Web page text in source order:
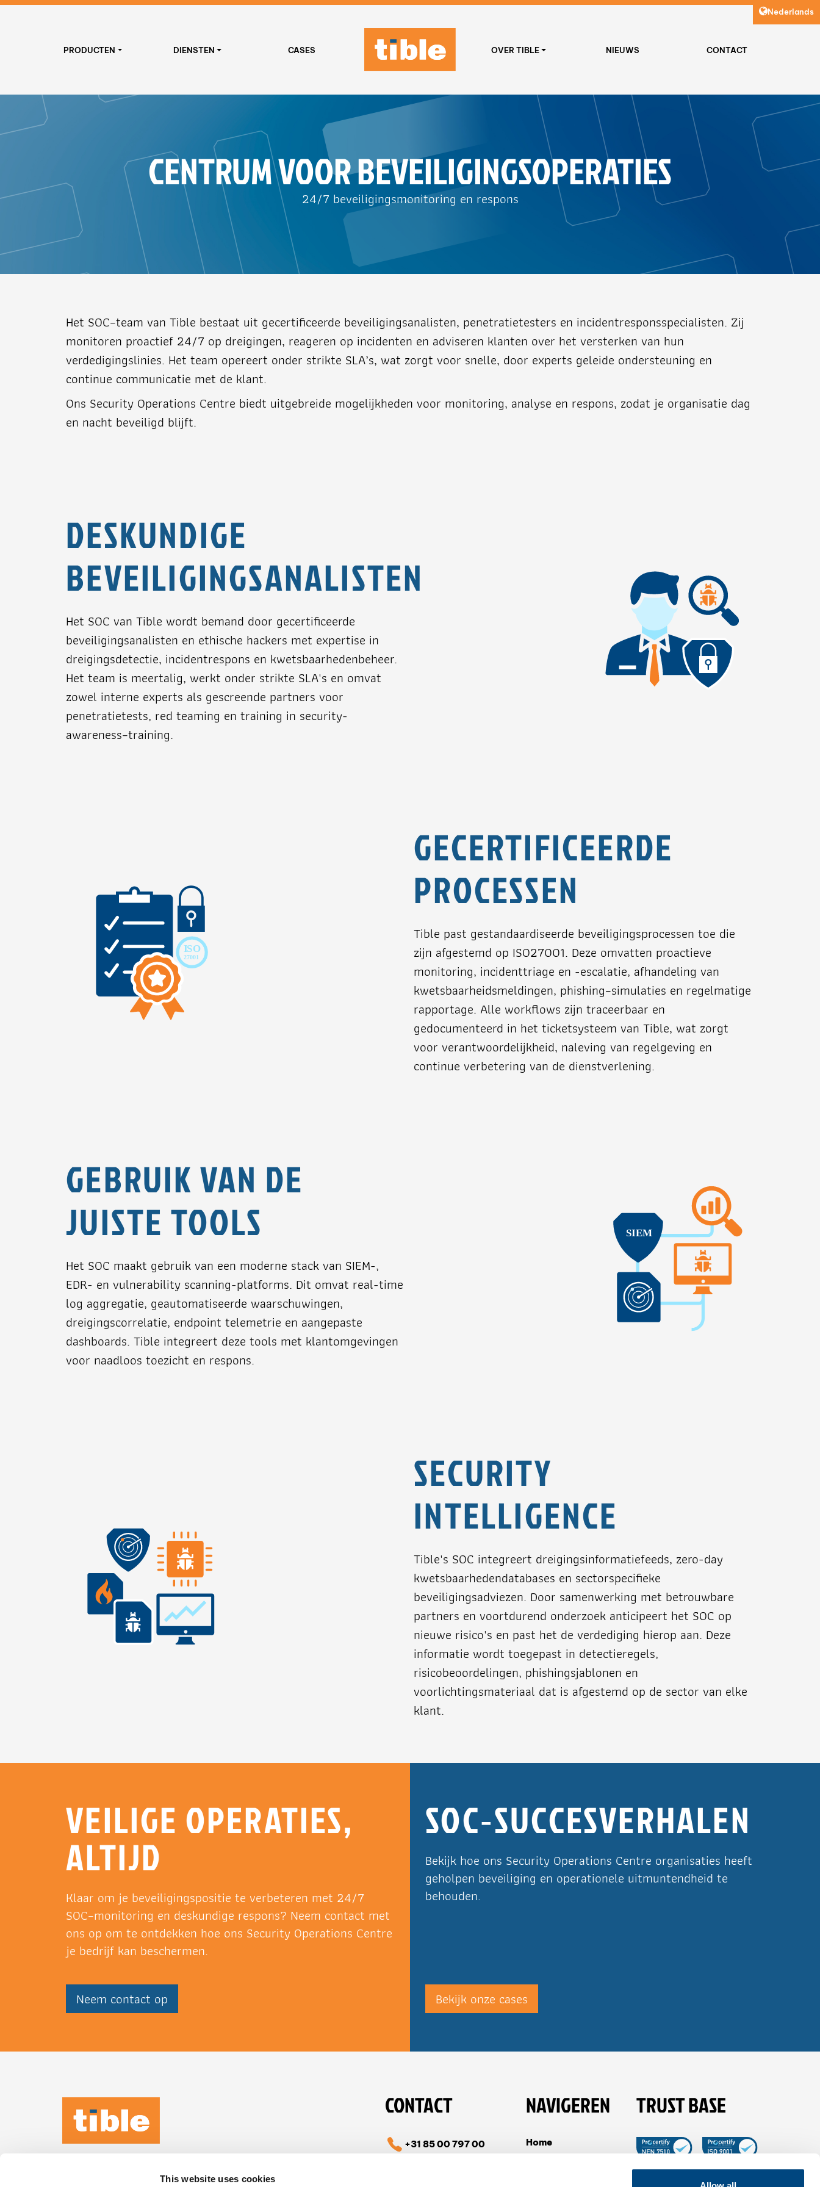
This website uses cookies
Nederlands
PRODUCTEN DIENSTEN CASES OVER TIBLE NIEUWS CONTACT
CENTRUM VOOR BEVEILIGINGSOPERATIES
24/7 beveiligingsmonitoring en respons
Het SOC‑team van Tible bestaat uit gecertificeerde beveiligingsanalisten, penetratietesters en incidentresponsspecialisten. Zij
monitoren proactief 24/7 op dreigingen, reageren op incidenten en adviseren klanten over het versterken van hun
verdedigingslinies. Het team opereert onder strikte SLA’s, wat zorgt voor snelle, door experts geleide ondersteuning en
continue communicatie met de klant.
Ons Security Operations Centre biedt uitgebreide mogelijkheden voor monitoring, analyse en respons, zodat je organisatie dag
en nacht beveiligd blijft.
DESKUNDIGE
BEVEILIGINGSANALISTEN
Het SOC van Tible wordt bemand door gecertificeerde
beveiligingsanalisten en ethische hackers met expertise in
dreigingsdetectie, incidentrespons en kwetsbaarhedenbeheer.
Het team is meertalig, werkt onder strikte SLA's en omvat
zowel interne experts als gescreende partners voor
penetratietests, red teaming en training in security-
awareness‑training.
GECERTIFICEERDE
PROCESSEN
Tible past gestandaardiseerde beveiligingsprocessen toe die
zijn afgestemd op ISO27001. Deze omvatten proactieve
monitoring, incidenttriage en -escalatie, afhandeling van
kwetsbaarheidsmeldingen, phishing‑simulaties en regelmatige
rapportage. Alle workflows zijn traceerbaar en
gedocumenteerd in het ticketsysteem van Tible, wat zorgt
voor verantwoordelijkheid, naleving van regelgeving en
continue verbetering van de dienstverlening.
GEBRUIK VAN DE
JUISTE TOOLS
Het SOC maakt gebruik van een moderne stack van SIEM-,
EDR- en vulnerability scanning-platforms. Dit omvat real-time
log aggregatie, geautomatiseerde waarschuwingen,
dreigingscorrelatie, endpoint telemetrie en aangepaste
dashboards. Tible integreert deze tools met klantomgevingen
voor naadloos toezicht en respons.
SECURITY
INTELLIGENCE
Tible's SOC integreert dreigingsinformatiefeeds, zero-day
kwetsbaarhedendatabases en sectorspecifieke
beveiligingsadviezen. Door samenwerking met betrouwbare
partners en voortdurend onderzoek anticipeert het SOC op
nieuwe risico's en past het de verdediging hierop aan. Deze
informatie wordt toegepast in detectieregels,
risicobeoordelingen, phishingsjablonen en
voorlichtingsmateriaal dat is afgestemd op de sector van elke
klant.
VEILIGE OPERATIES,
ALTIJD
Klaar om je beveiligingspositie te verbeteren met 24/7
SOC‑monitoring en deskundige respons? Neem contact met
ons op om te ontdekken hoe ons Security Operations Centre
je bedrijf kan beschermen.
Neem contact op
SOC‑SUCCESVERHALEN
Bekijk hoe ons Security Operations Centre organisaties heeft
geholpen beveiliging en operationele uitmuntendheid te
behouden.
Bekijk onze cases
TIBLE KEEPSITHUMAN
CONTACT
+31 85 00 797 00
NAVIGEREN
Home
TRUST BASE